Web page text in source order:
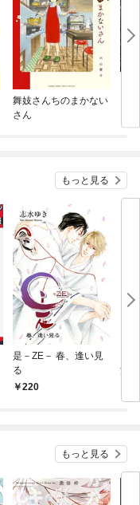
舞妓さんちのまかない
さん
もっと見る
是－ZE－ 春、逢い見
る
220
沼
もっと見る